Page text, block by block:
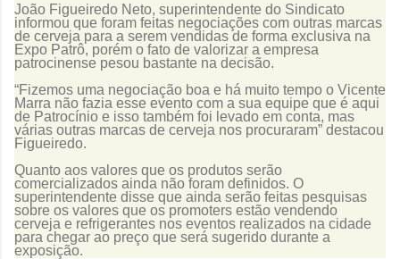
João Figueiredo Neto, superintendente do Sindicato
informou que foram feitas negociações com outras marcas
de cerveja para a serem vendidas de forma exclusiva na
Expo Patrô, porém o fato de valorizar a empresa
patrocinense pesou bastante na decisão.
“Fizemos uma negociação boa e há muito tempo o Vicente
Marra não fazia esse evento com a sua equipe que é aqui
de Patrocínio e isso também foi levado em conta, mas
várias outras marcas de cerveja nos procuraram” destacou
Figueiredo.
Quanto aos valores que os produtos serão
comercializados ainda não foram definidos. O
superintendente disse que ainda serão feitas pesquisas
sobre os valores que os promoters estão vendendo
cerveja e refrigerantes nos eventos realizados na cidade
para chegar ao preço que será sugerido durante a
exposição.